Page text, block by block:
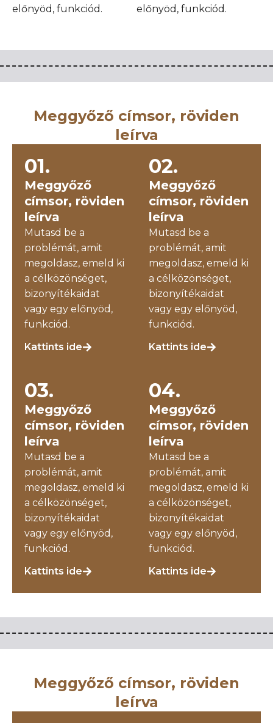
előnyöd, funkciód.
előnyöd, funkciód.
Meggyőző címsor, röviden
leírva
01.
Meggyőző
címsor, röviden
leírva
Mutasd be a
problémát, amit
megoldasz, emeld ki
a célközönséget,
bizonyítékaidat
vagy egy előnyöd,
funkciód.
Kattints ide
02.
Meggyőző
címsor, röviden
leírva
Mutasd be a
problémát, amit
megoldasz, emeld ki
a célközönséget,
bizonyítékaidat
vagy egy előnyöd,
funkciód.
Kattints ide
03.
Meggyőző
címsor, röviden
leírva
Mutasd be a
problémát, amit
megoldasz, emeld ki
a célközönséget,
bizonyítékaidat
vagy egy előnyöd,
funkciód.
Kattints ide
04.
Meggyőző
címsor, röviden
leírva
Mutasd be a
problémát, amit
megoldasz, emeld ki
a célközönséget,
bizonyítékaidat
vagy egy előnyöd,
funkciód.
Kattints ide
Meggyőző címsor, röviden
leírva